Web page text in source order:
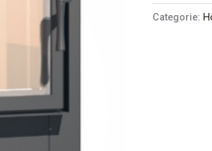
Categorie: